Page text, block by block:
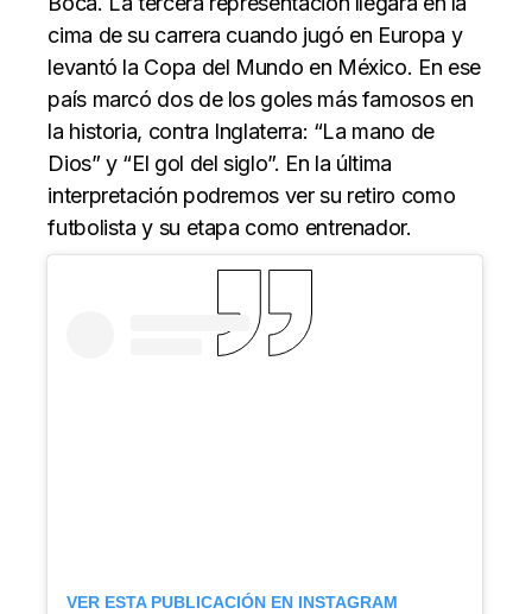
cima de su carrera cuando jugó en Europa y
levantó la Copa del Mundo en México. En ese
país marcó dos de los goles más famosos en
la historia, contra Inglaterra: “La mano de
Dios” y “El gol del siglo”. En la última
interpretación podremos ver su retiro como
futbolista y su etapa como entrenador.
VER ESTA PUBLICACIÓN EN INSTAGRAM